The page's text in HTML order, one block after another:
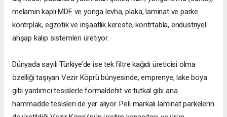
melamin kaplı MDF ve yonga levha, plaka, laminat ve parke
kontrplak, egzotik ve inşaatlık kereste, kontrtabla, endüstriyel
ahşap kalıp sistemleri üretiyor.
Dünyada sayılı Türkiye’de ise tek filtre kağıdı üreticisi olma
özelliği taşıyan Vezir Köprü bünyesinde, emprenye, lake boya
gibi yardımcı tesislerle formaldehit ve tutkal gibi ana
hammadde tesisleri de yer alıyor. Peli markalı laminat parkelerin